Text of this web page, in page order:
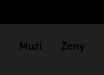
Muži Ženy